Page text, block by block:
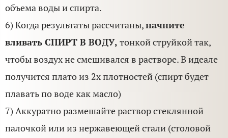
объема воды и спирта.
6) Когда результаты рассчитаны,начните
вливать СПИРТ В ВОДУ, тонкой струйкой так,
чтобы воздух не смешивался в растворе. В идеале
получится плато из 2х плотностей (спирт будет
плавать по воде как масло)
7) Аккуратно размешайте раствор стеклянной
палочкой или из нержавеющей стали (столовой